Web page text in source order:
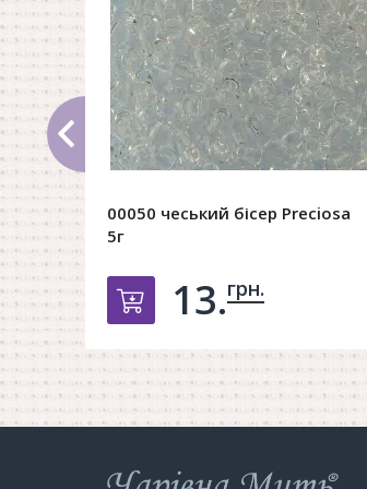
00050 чеський бісер Preciosa
5г
Добавить в корзину
13.грн.
Інтернет-